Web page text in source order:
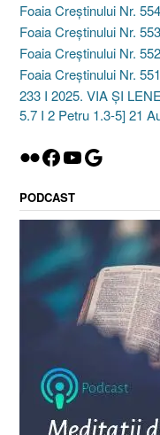
Foaia Creștinului Nr.
Foaia Creștinului Nr.
Foaia Creștinului Nr.
Foaia Creștinului Nr.
233 I 2025. VIA ȘI
5.7 I 2 Petru 1.3-5] 21
Flickr
Facebook
YouTube
Google
PODCAST